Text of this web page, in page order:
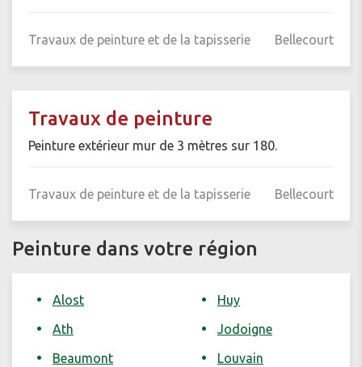
Travaux de peinture et de la tapisserie Bellecourt
Travaux de peinture
Peinture extérieur mur de 3 mètres sur 180.
Travaux de peinture et de la tapisserie Bellecourt
Peinture dans votre région
Alost
Ath
Beaumont
Huy
Jodoigne
Louvain